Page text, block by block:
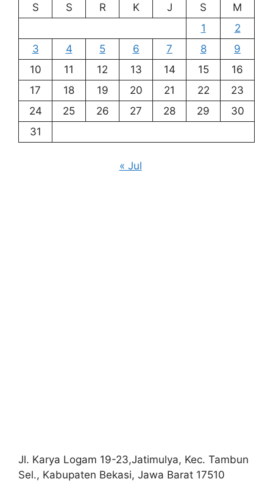
S S R K J S
M
1
2
3
4 5 6 7 8
9
10
11 12 13 14 15
16
17
18 19 20 21 22
23
24
25 26 27 28 29
30
31
« Jul
Jl. Karya Logam 19-23,Jatimulya, Kec. Tambun
Sel., Kabupaten Bekasi, Jawa Barat 17510